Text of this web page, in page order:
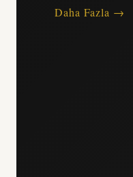
Daha Fazla →